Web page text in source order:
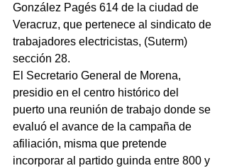
González Pagés 614 de la ciudad de
Veracruz, que pertenece al sindicato de
trabajadores electricistas, (Suterm)
sección 28.
El Secretario General de Morena,
presidio en el centro histórico del
puerto una reunión de trabajo donde se
evaluó el avance de la campaña de
afiliación, misma que pretende
incorporar al partido guinda entre 800 y